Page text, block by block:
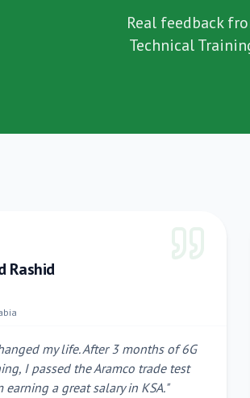
Real feedback
Technical
Rashid
my life. After 3 months of 6G
I passed the Aramco trade test
a great salary in KSA."